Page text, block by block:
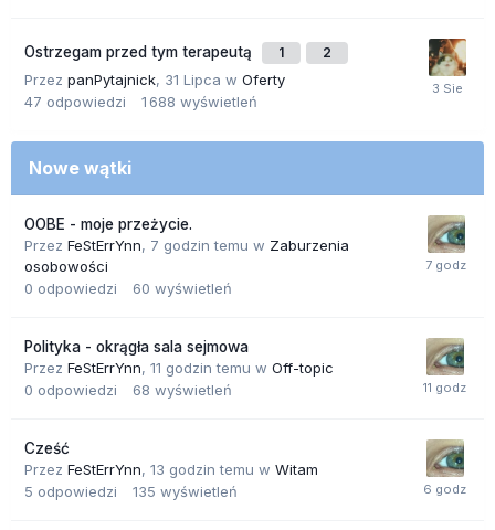
Ostrzegam przed tym terapeutą 1 2
Przez panPytajnick, 31 Lipca w Oferty
47 odpowiedzi 1 688 wyświetleń
Nowe wątki
OOBE - moje przeżycie.
Przez FeStErrYnn, 7 godzin temu w Zaburzenia
osobowości
0 odpowiedzi 60 wyświetleń
Polityka - okrągła sala sejmowa
Przez FeStErrYnn, 11 godzin temu w Off-topic
0 odpowiedzi 68 wyświetleń
Cześć
Przez FeStErrYnn, 13 godzin temu w Witam
5 odpowiedzi 135 wyświetleń